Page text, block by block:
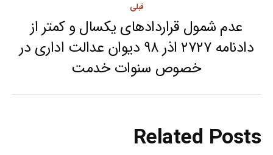
قبلی
Previous
post:
عدم شمول قراردادهای یکسال و کمتر از
دادنامه ۲۷۲۷ اذر ۹۸ دیوان عدالت اداری در
خصوص سنوات خدمت
Related Posts